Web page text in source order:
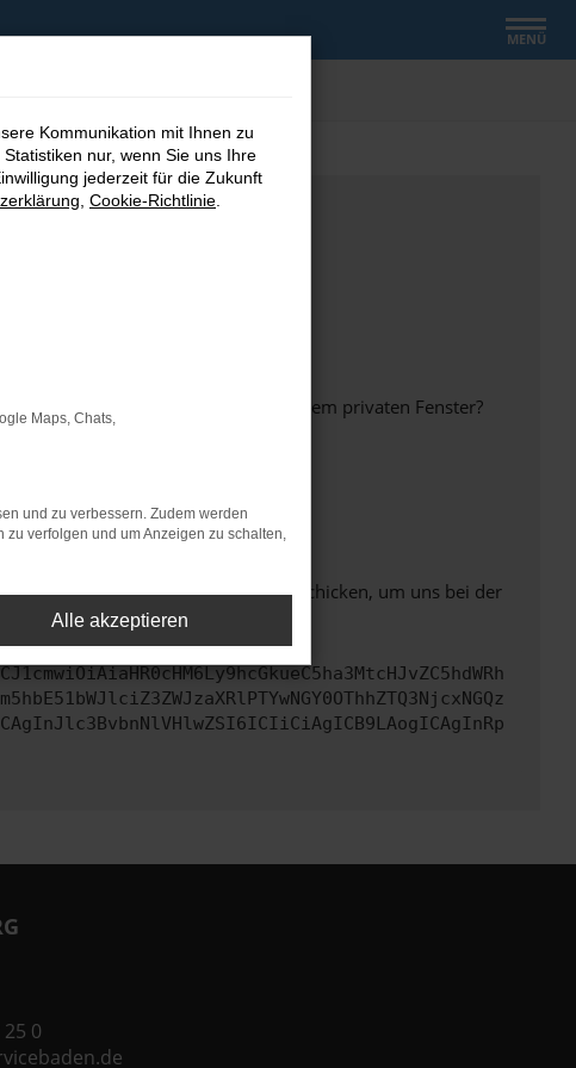
MENÜ
einem anderen Browser oder in einem privaten Fenster?
nicht mehr unterstützt werden.
Du kannst uns diesen Text schicken, um uns bei der
0
Kommunikation mit Ihnen zu
nur, wenn Sie uns Ihre
jederzeit für die Zukunft
Cookie-Richtlinie
Maps, Chats,
und zu verbessern. Zudem werden
verfolgen und um Anzeigen zu schalten,
Alle akzeptieren